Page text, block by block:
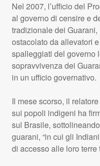
Nel 2007, l’ufficio del
al governo di censire e
tradizionale dei
ostacolato da allevatori
spalleggiati del governo
sopravvivenza dei
in un ufficio governativo.
Il mese scorso, il
sui popoli indigeni ha
sul Brasile,
guarani, “in cui gli
di accesso alle loro terre